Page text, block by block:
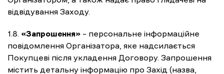
відвідування Заходу.
1.8. «Запрошення» – персональне інформаційне
повідомлення Організатора, яке надсилається
Покупцеві після укладення Договору. Запрошення
містить детальну інформацію про Захід (назва,